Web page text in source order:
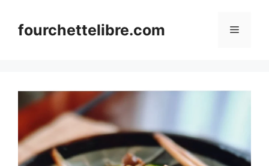
contentfourchettelibre.com Menu